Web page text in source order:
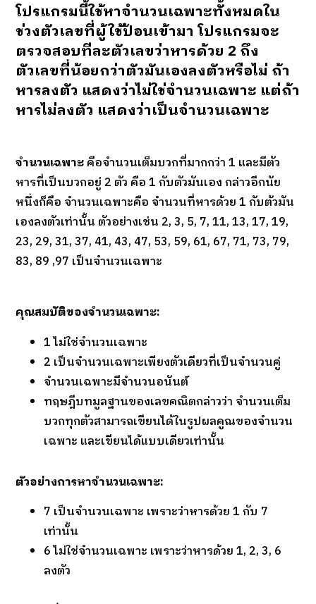
โปรแกรมนี้ใช้หาจำนวนเฉพาะทั้งหมดใน
ช่วงตัวเลขที่ผู้ใช้ป้อนเข้ามา โปรแกรมจะ
ตรวจสอบทีละตัวเลขว่าหารด้วย 2 ถึง
ตัวเลขที่น้อยกว่าตัวมันเองลงตัวหรือไม่ ถ้า
หารลงตัว แสดงว่าไม่ใช่จำนวนเฉพาะ แต่ถ้า
หารไม่ลงตัว แสดงว่าเป็นจำนวนเฉพาะ
จำนวนเฉพาะคือจำนวนเต็มบวกที่มากกว่า 1 และมีตัว
หารที่เป็นบวกอยู่ 2 ตัว คือ 1 กับตัวมันเอง กล่าวอีกนัย
หนึ่งก็คือ จำนวนเฉพาะคือ จำนวนที่หารด้วย 1 กับตัวมัน
เองลงตัวเท่านั้น ตัวอย่างเช่น 2, 3, 5, 7, 11, 13, 17, 19,
23, 29, 31, 37, 41, 43, 47, 53, 59, 61, 67, 71, 73, 79,
83, 89 ,97 เป็นจำนวนเฉพาะ
คุณสมบัติของจำนวนเฉพาะ:
1 ไม่ใช่จำนวนเฉพาะ
2 เป็นจำนวนเฉพาะเพียงตัวเดียวที่เป็นจำนวนคู่
จำนวนเฉพาะมีจำนวนอนันต์
ทฤษฎีบทมูลฐานของเลขคณิตกล่าวว่า จำนวนเต็ม
บวกทุกตัวสามารถเขียนได้ในรูปผลคูณของจำนวน
เฉพาะ และเขียนได้แบบเดียวเท่านั้น
ตัวอย่างการหาจำนวนเฉพาะ:
7 เป็นจำนวนเฉพาะ เพราะว่าหารด้วย 1 กับ 7
เท่านั้น
6 ไม่ใช่จำนวนเฉพาะ เพราะว่าหารด้วย 1, 2, 3, 6
ลงตัว